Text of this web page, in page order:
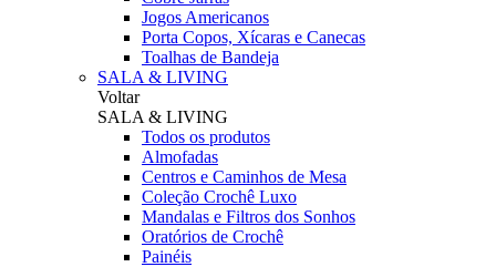
Jogos Americanos
Porta Copos, Xícaras e Canecas
Toalhas de Bandeja
SALA & LIVING
Voltar
SALA & LIVING
Todos os produtos
Almofadas
Centros e Caminhos de Mesa
Coleção Crochê Luxo
Mandalas e Filtros dos Sonhos
Oratórios de Crochê
Painéis